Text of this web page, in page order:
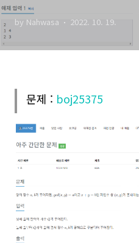
by Nahwasa 2022. 10. 19.
문제 : boj25375